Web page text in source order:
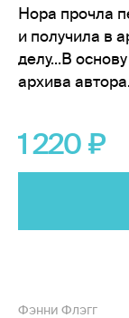
Нора прочла
и получила в
делу...В
архива автора.
1 220
Фэнни Флэгг